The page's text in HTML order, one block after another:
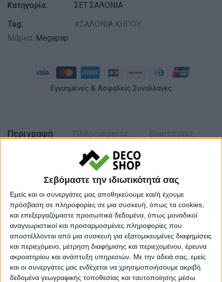
Σεβόμαστε την ιδιωτικότητά σας
Εμείς και οι συνεργάτες μας αποθηκεύουμε και/ή έχουμε
πρόσβαση σε πληροφορίες σε μια συσκευή, όπως τα cookies,
και επεξεργαζόμαστε προσωπικά δεδομένα, όπως μοναδικοί
αναγνωριστικοί και προσαρμοσμένες πληροφορίες που
αποστέλλονται από μια συσκευή για εξατομικευμένες διαφημίσεις
και περιεχόμενο, μέτρηση διαφήμισης και περιεχομένου, έρευνα
ακροατηρίου και ανάπτυξη υπηρεσιών. Με την άδειά σας, εμείς
και οι συνεργάτες μας ενδέχεται να χρησιμοποιήσουμε ακριβή
δεδομένα γεωγραφικής τοποθεσίας και ταυτοποίησης μέσω
Κατηγορία:
ΣΕΤ ΣΑΛΟΝΙΑ
Tag:
ΣΑΛΟΝΙΑ ΚΗΠΟΥ
Μάρκα: Megapap
Εγγυημένες & Ασφαλείς Συναλλαγές
Περιγραφή
Σαλόνι κήπου γωνιακό Artemis Megapap σετ 4 τμχ
μέταλλο – ξύλο χρώμα μαύρο – καρυδί
Για όσους ψάχνουν ένα εντυπωσιακό και παράλληλα
πρακτικό σαλόνι κήπου τότε το μοντέλο Artemis είναι η
ιδανική επιλογή. Με το σύχρονο σχεδιασμό του θα
ξεχωρίσει και θα δώσει μια πνοή ανανέωσης σε κάθε
κήπο.